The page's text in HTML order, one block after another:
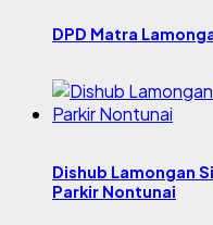
DPD Matra
Dishub Lamongan
Parkir Nontunai